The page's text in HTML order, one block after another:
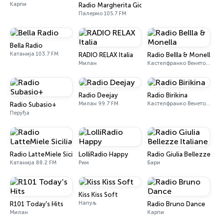
Карпи Radio Margherita Giovane
Палермо 105.7 FM
Bella Radio
Катанија 103.7 FM RADIO RELAX Italia
Милан
Radio Bellla & Monella
Кастелфранко Венето 97.8 FM
Radio Subasio+
Перуђа
Radio Deejay
Милан 99.7 FM
Radio Birikina
Кастелфранко Венето 104.2 FM
Radio LatteMiele Sicilia
Катанија 88.2 FM
LolliRadio Happy
Рим
Radio Giulia Bellezze
Бари
R101 Today's Hits
Милан
Kiss Kiss Soft
Напуљ Radio Bruno Dance
Карпи